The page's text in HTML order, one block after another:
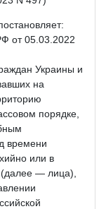
от 05.03.2022
Украины и
на
порядке,
времени
или в
— лица),